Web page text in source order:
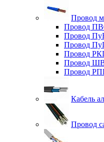
Провод
Провод
Провод
Провод
Провод
Провод
Провод
Кабель
Провод